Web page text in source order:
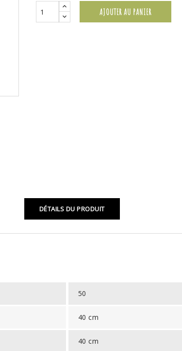
AJOUTER AU PANIER
DÉTAILS DU PRODUIT
50
40 cm
40 cm